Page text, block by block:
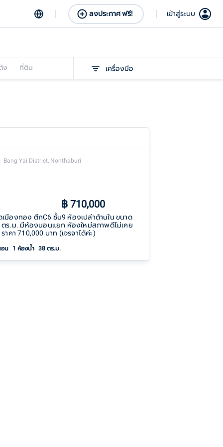
ลงประกาศ ฟรี! เข้าสู่ระบบ
ง ที่ดิน เครื่องมือ
Bang Yai District, Nonthaburi
฿ 710,000
เมืองทอง ตึกC6 ชั้น9 ห้องเปล่าด้านใน ขนาด
ตร.ม. มีห้องนอนแยก ห้องใหม่สภาพดีไม่เคย
ราคา 710,000 บาท (เจรจาได้ค่ะ)
อน 1 ห้องน้ำ 38 ตร.ม.